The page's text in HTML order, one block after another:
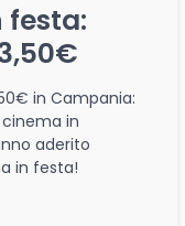
festa:
in Campania:
in
aderito
in festa!